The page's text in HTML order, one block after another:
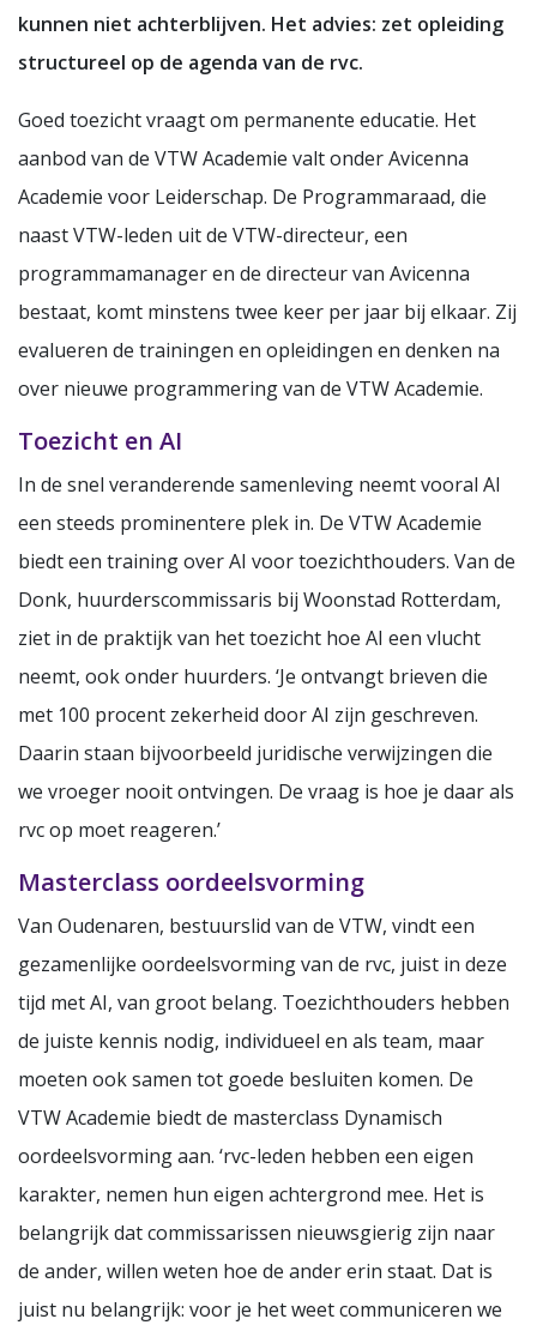
kunnen niet achterblijven. Het advies: zet opleiding
structureel op de agenda van de rvc.
Goed toezicht vraagt om permanente educatie. Het
aanbod van de VTW Academie valt onder Avicenna
Academie voor Leiderschap. De Programmaraad, die
naast VTW-leden uit de VTW-directeur, een
programmamanager en de directeur van Avicenna
bestaat, komt minstens twee keer per jaar bij elkaar. Zij
evalueren de trainingen en opleidingen en denken na
over nieuwe programmering van de VTW Academie.
Toezicht en AI
In de snel veranderende samenleving neemt vooral AI
een steeds prominentere plek in. De VTW Academie
biedt een training over AI voor toezichthouders. Van de
Donk, huurderscommissaris bij Woonstad Rotterdam,
ziet in de praktijk van het toezicht hoe AI een vlucht
neemt, ook onder huurders. ‘Je ontvangt brieven die
met 100 procent zekerheid door AI zijn geschreven.
Daarin staan bijvoorbeeld juridische verwijzingen die
we vroeger nooit ontvingen. De vraag is hoe je daar als
rvc op moet reageren.’
Masterclass oordeelsvorming
Van Oudenaren, bestuurslid van de VTW, vindt een
gezamenlijke oordeelsvorming van de rvc, juist in deze
tijd met AI, van groot belang. Toezichthouders hebben
de juiste kennis nodig, individueel en als team, maar
moeten ook samen tot goede besluiten komen. De
VTW Academie biedt de masterclass Dynamisch
oordeelsvorming aan. ‘rvc-leden hebben een eigen
karakter, nemen hun eigen achtergrond mee. Het is
belangrijk dat commissarissen nieuwsgierig zijn naar
de ander, willen weten hoe de ander erin staat. Dat is
juist nu belangrijk: voor je het weet communiceren we